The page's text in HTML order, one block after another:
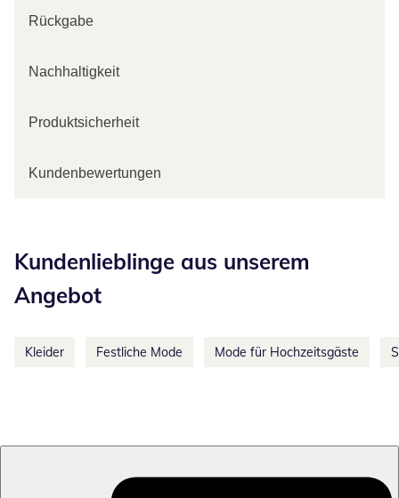
Rückgabe
Nachhaltigkeit
Produktsicherheit
Kundenbewertungen
Kundenlieblinge aus unserem
Angebot
Kleider Festliche Mode Mode für Hochzeitsgäste